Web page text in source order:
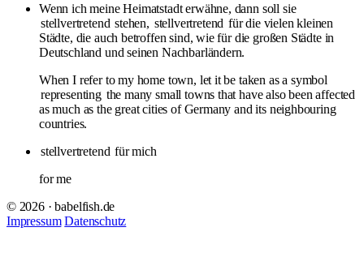
Wenn ich meine Heimatstadt erwähne, dann soll sie
stellvertretend stehen, stellvertretend für die vielen kleinen
Städte, die auch betroffen sind, wie für die großen Städte in
Deutschland und seinen Nachbarländern.
When I refer to my home town, let it be taken as a symbol
representing the many small towns that have also been affected
as much as the great cities of Germany and its neighbouring
countries.
stellvertretend für mich
for me
© 2026 · babelfish.de
Impressum Datenschutz